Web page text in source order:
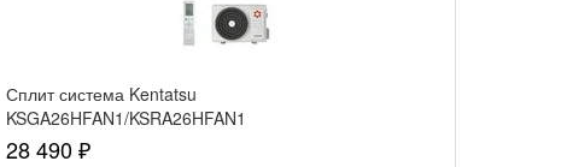
Сплит система Kentatsu
KSGA26HFAN1/KSRA26HFAN1
Kanami
28 490 ₽